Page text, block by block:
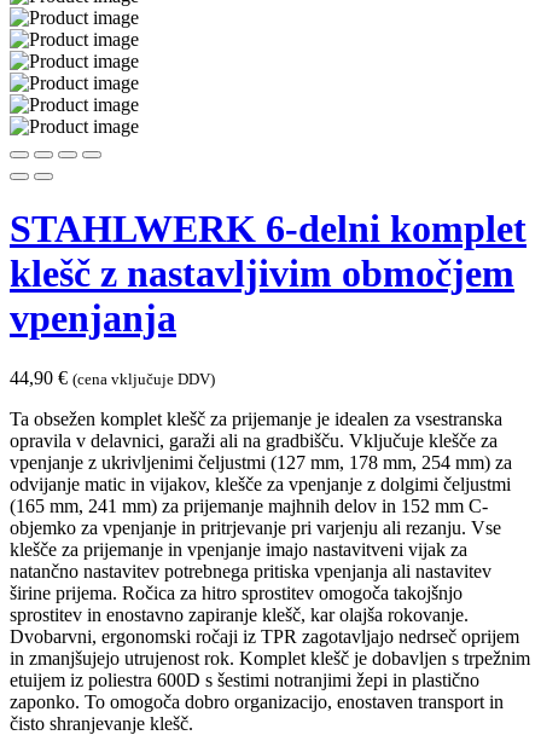
STAHLWERK 6-delni komplet
klešč z nastavljivim območjem
vpenjanja
44,90 € (cena vključuje DDV)
Ta obsežen komplet klešč za prijemanje je idealen za vsestranska
opravila v delavnici, garaži ali na gradbišču. Vključuje klešče za
vpenjanje z ukrivljenimi čeljustmi (127 mm, 178 mm, 254 mm) za
odvijanje matic in vijakov, klešče za vpenjanje z dolgimi čeljustmi
(165 mm, 241 mm) za prijemanje majhnih delov in 152 mm C-
objemko za vpenjanje in pritrjevanje pri varjenju ali rezanju. Vse
klešče za prijemanje in vpenjanje imajo nastavitveni vijak za
natančno nastavitev potrebnega pritiska vpenjanja ali nastavitev
širine prijema. Ročica za hitro sprostitev omogoča takojšnjo
sprostitev in enostavno zapiranje klešč, kar olajša rokovanje.
Dvobarvni, ergonomski ročaji iz TPR zagotavljajo nedrseč oprijem
in zmanjšujejo utrujenost rok. Komplet klešč je dobavljen s trpežnim
etuijem iz poliestra 600D s šestimi notranjimi žepi in plastično
zaponko. To omogoča dobro organizacijo, enostaven transport in
čisto shranjevanje klešč.